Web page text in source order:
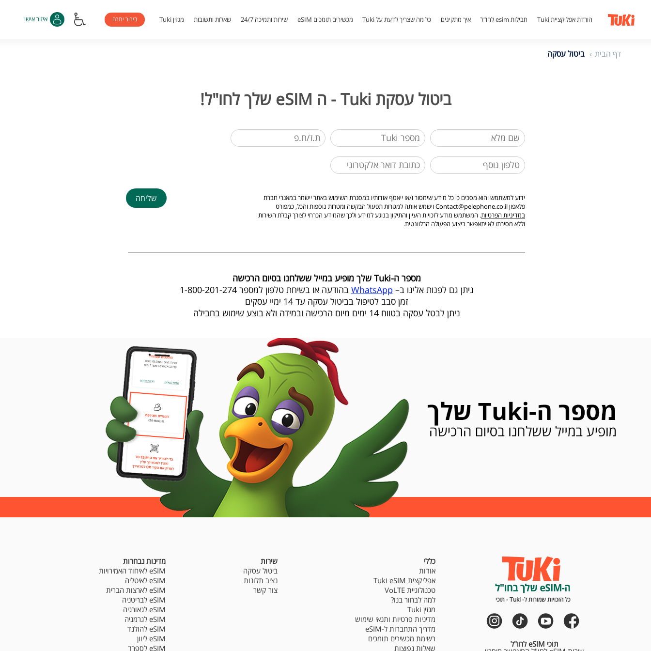
מקלדת
ותמיכה
לאיזור
התפריט
לאיזור
המרכזי
לפוטר
האישי
הורדת אפליקציית Tuki חבילות esim לחו"ל איך מתקינים כל מה שצריך לדעת על Tuki מכשירים תומכים eSIM שירות ותמיכה 24/7 שאלות ותשובות מגזין Tuki בירור יתרה איזור אישי
דף הבית ביטול עסקה
ביטול עסקת Tuki - ה eSIM שלך לחו"ל!
שליחה
ידוע למשתמש והוא מסכים כי כל מידע שימסור ו/או ייאסף אודותיו במסגרת השימוש באתר יישמר במאגרי חברת
פלאפון Contact@pelephone.co.il וישמש אותה למטרות תפעול הבקשה ומטרות נוספות והכל, כמפורט
במדיניות הפרטיות. המשתמש מודע לזכויות העיון והתיקון בנוגע למידע ולכך שהמידע הכרחי לצורך קבלת השירות
וללא מסירתו לא יתאפשר ביצוע הפעולה הרלוונטית.
מספר ה-Tuki שלך מופיע במייל ששלחנו בסיום הרכישה
ניתן גם לפנות אלינו ב– WhatsApp בהודעה או בשיחת טלפון למספר 1-800-201-274
זמן סבב לטיפול בביטול עסקה עד 14 ימיי עסקים
ניתן לבטל עסקה בטווח 14 ימים מיום הרכישה ובמידה ולא בוצע שימוש בחבילה
כל הזכויות שמורות ל- Tuki - תוכי
תוכי eSIM לחו"ל
כללי
אודות
אפליקצית Tuki eSIM
טכנולוגיית VoLTE
למה לבחור בנו?
מגזין Tuki
מדיניות פרטיות ותנאי שימוש
מדריך התחברות ל-eSIM
רשימת מכשירים תומכים
שאלות נפוצות
שירות
ביטול עסקה
נציב תלונות
צור קשר
מדינות נבחרות
eSIM לאיחוד האמירויות
eSIM לאיטליה
eSIM לארצות הברית
eSIM לבריטניה
eSIM לגאורגיה
eSIM לגרמניה
eSIM להולנד
eSIM ליוון
eSIM לספרד